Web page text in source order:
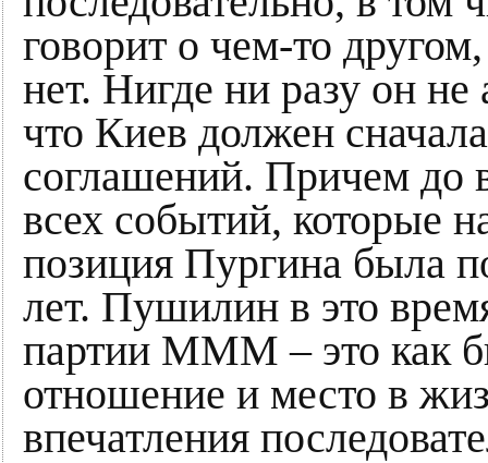
говорит о чем-то
нет. Нигде ни разу он
что Киев должен
соглашений. Причем до
всех событий, которые
позиция Пургина была
лет. Пушилин в это
партии МММ – это как
отношение и место в
впечатления